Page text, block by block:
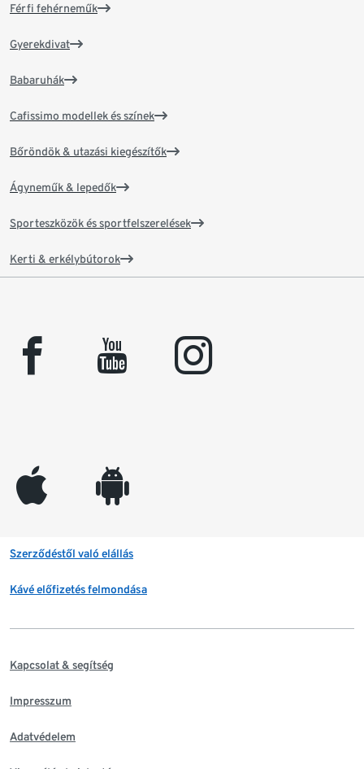
Férfi fehérneműk
Gyerekdivat
Babaruhák
Cafissimo modellek és színek
Bőröndök & utazási kiegészítők
Ágyneműk & lepedők
Sporteszközök és sportfelszerelések
Kerti & erkélybútorok
facebook youtube instagram
appleinc android
Szerződéstől való elállás
Kávé előfizetés felmondása
Kapcsolat & segítség
Impresszum
Adatvédelem